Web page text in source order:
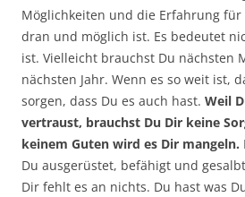
Möglichkeiten und die Erfahrung für
dran und möglich ist. Es bedeutet
ist. Vielleicht brauchst Du nächsten
nächsten Jahr. Wenn es so weit ist,
sorgen, dass Du es auch hast. Weil
vertraust, brauchst Du Dir keine
keinem Guten wird es Dir mangeln.
Du ausgerüstet, befähigt und
Dir fehlt es an nichts. Du hast was